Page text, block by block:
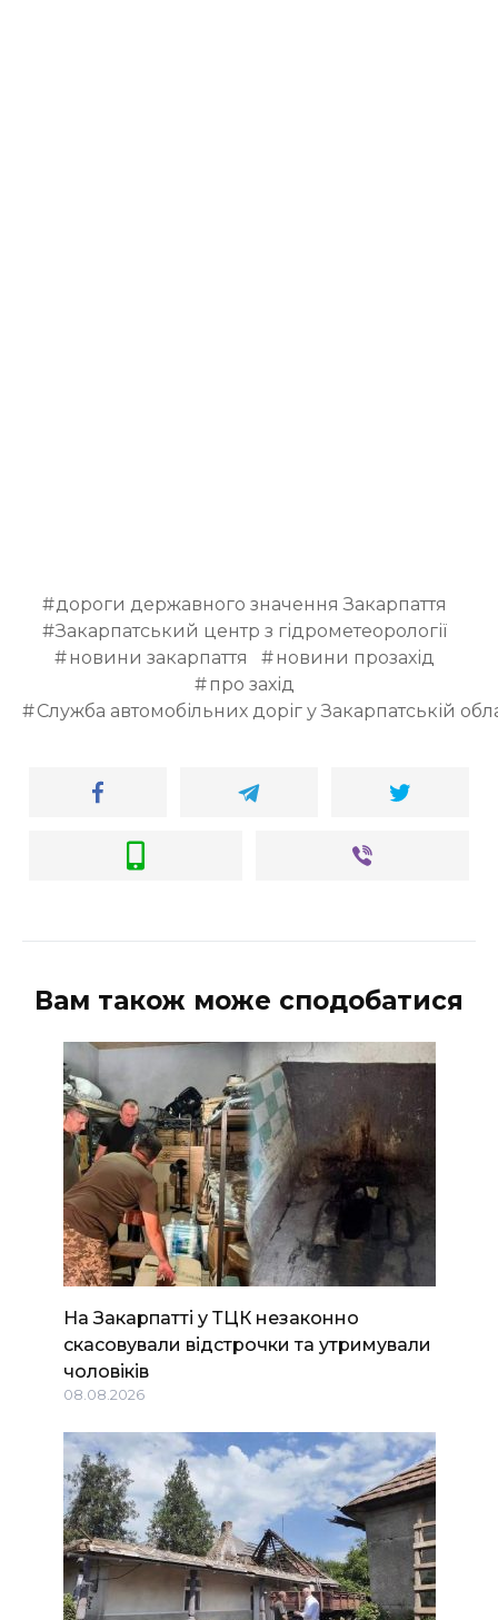
дороги державного значення Закарпаття
Закарпатський центр з гідрометеорології
новини закарпаття
новини прозахід
про захід
Служба автомобільних доріг у Закарпатській
Вам також може сподобатися
На Закарпатті у ТЦК незаконно
скасовували відстрочки та утримували
чоловіків
08.08.2026